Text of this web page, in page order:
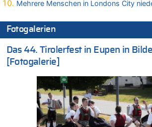
Drohnen mit Strengstoff? War es
08.08.2026 - 18:48 von Marcel Scholzen
Leipzig, Mechernich und die Frage: Wer
Drohnen mit Strengstoff? War es
08.08.2026 - 18:41 von JoKrings zu
Leipzig, Mechernich und die Frage: Wer
Drohnen mit Strengstoff? War es
08.08.2026 - 18:39 von JoKrings zu
Leipzig, Mechernich und die Frage: Wer
Drohnen mit Strengstoff? War es
08.08.2026 - 18:07 von Hubert F. zu
Mehrere Menschen in Londons City
Fotogalerien
Das 44. Tirolerfest in Eupen in
[Fotogalerie]